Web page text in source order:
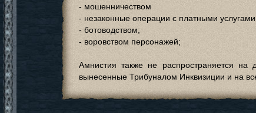
- мошенничеством
- незаконные операции с платными
- ботоводством;
- воровством персонажей;
Амнистия также не распространяется
вынесенные Трибуналом Инквизиции и на